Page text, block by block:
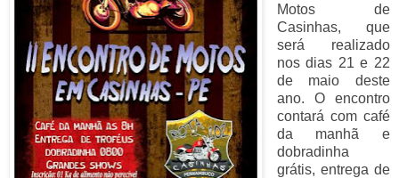
Motos de
Casinhas, que
será realizado
nos dias 21 e 22
de maio deste
ano. O encontro
contará com café
da manhã e
dobradinha
grátis, entrega de